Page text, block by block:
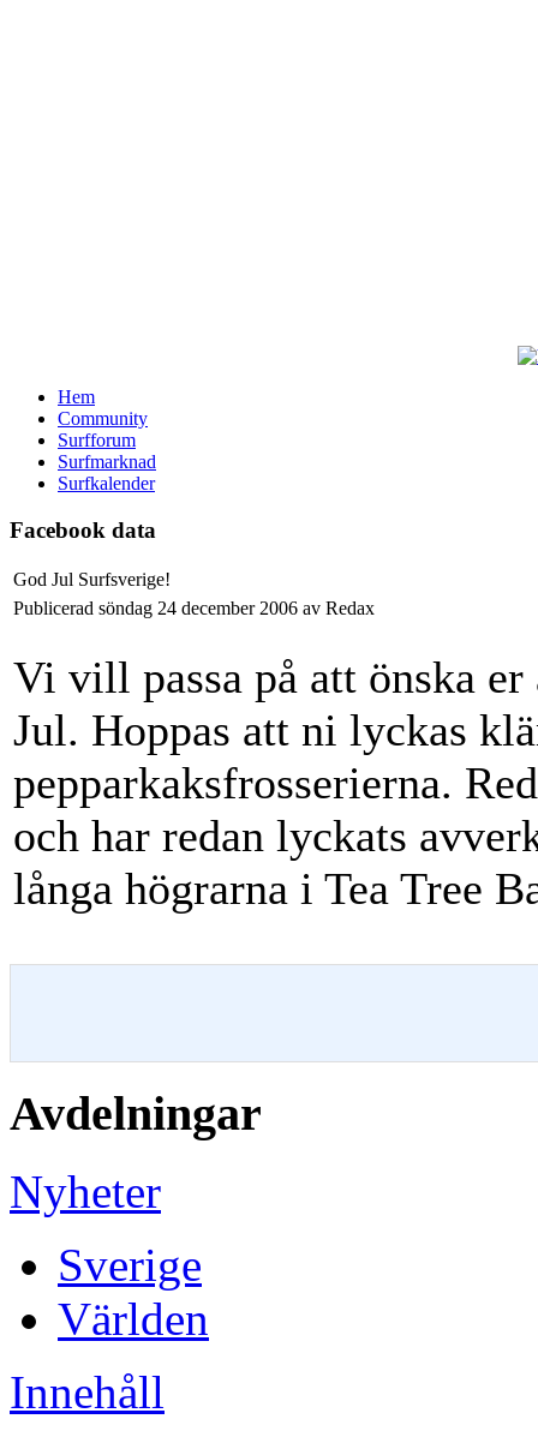
Hem
Community
Surfforum
Surfmarknad
Surfkalender
Facebook data
God Jul Surfsverige!
Publicerad söndag 24 december 2006 av Redax
Vi vill passa på att önska
Jul. Hoppas att ni lyckas
pepparkaksfrosserierna.
och har redan lyckats
långa högrarna i Tea Tree
Avdelningar
Nyheter
Sverige
Världen
Innehåll